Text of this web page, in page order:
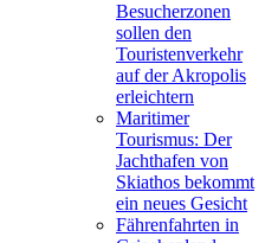
Besucherzonen
sollen den
Touristenverkehr
auf der Akropolis
erleichtern
Maritimer
Tourismus: Der
Jachthafen von
Skiathos bekommt
ein neues Gesicht
Fährenfahrten in